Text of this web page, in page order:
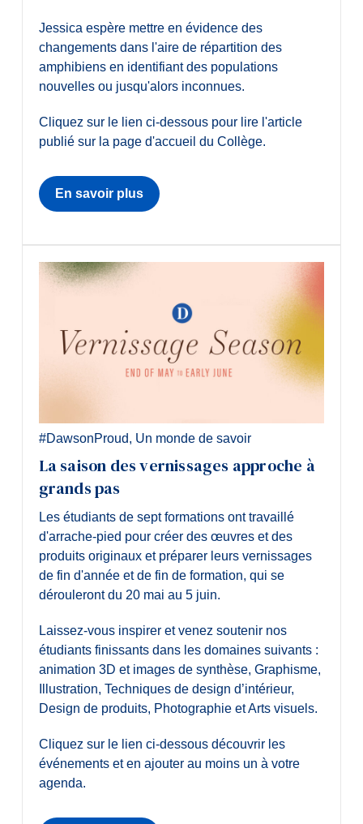
Jessica espère mettre en évidence des
changements dans l'aire de répartition des
amphibiens en identifiant des populations
nouvelles ou jusqu'alors inconnues.
Cliquez sur le lien ci-dessous pour lire l'article
publié sur la page d'accueil du Collège.
En savoir plus
#DawsonProud, Un monde de savoir
La saison des vernissages approche à
grands pas
Les étudiants de sept formations ont travaillé
d'arrache-pied pour créer des œuvres et des
produits originaux et préparer leurs vernissages
de fin d'année et de fin de formation, qui se
dérouleront du 20 mai au 5 juin.
Laissez-vous inspirer et venez soutenir nos
étudiants finissants dans les domaines suivants :
animation 3D et images de synthèse, Graphisme,
Illustration, Techniques de design d’intérieur,
Design de produits, Photographie et Arts visuels.
Cliquez sur le lien ci-dessous découvrir les
événements et en ajouter au moins un à votre
agenda.